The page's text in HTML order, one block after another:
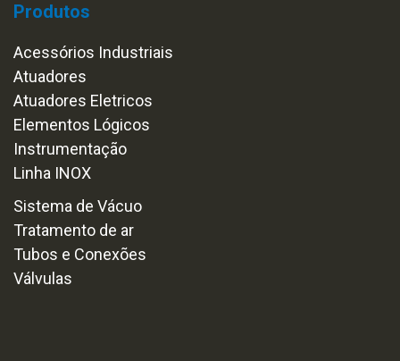
Produtos
Acessórios Industriais
Atuadores
Atuadores Eletricos
Elementos Lógicos
Instrumentação
Linha INOX
Sistema de Vácuo
Tratamento de ar
Tubos e Conexões
Válvulas